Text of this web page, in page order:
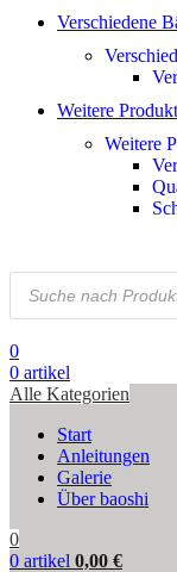
Verschiedene
Weitere
Weitere
0
0 artikel
Alle Kategorien
Start
Anleitungen
Galerie
Über baoshi
0
0 artikel 0,00 €